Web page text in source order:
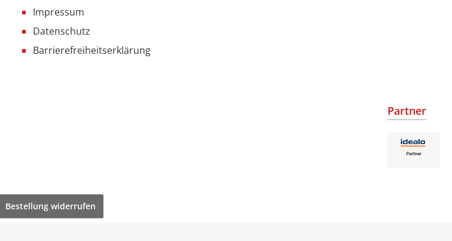
Impressum
Datenschutz
Barrierefreiheitserklärung
Partner
Bestellung widerrufen